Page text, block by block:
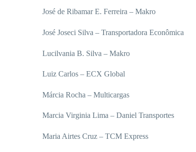
José de Ribamar E. Ferreira – Makro
José Joseci Silva – Transportadora Econômica
Lucilvania B. Silva – Makro
Luiz Carlos – ECX Global
Márcia Rocha – Multicargas
Marcia Virginia Lima – Daniel Transportes
Maria Airtes Cruz – TCM Express